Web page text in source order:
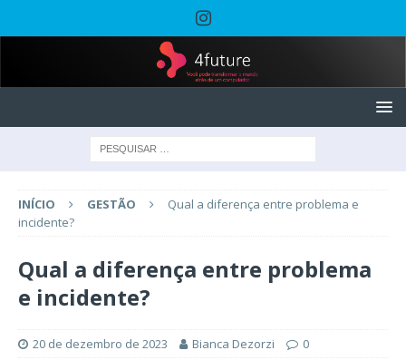
INÍCIO GESTÃO
Qual a diferença entre problema e
incidente?
Qual a diferença entre problema
e incidente?
20 de dezembro de 2023 Bianca Dezorzi 0